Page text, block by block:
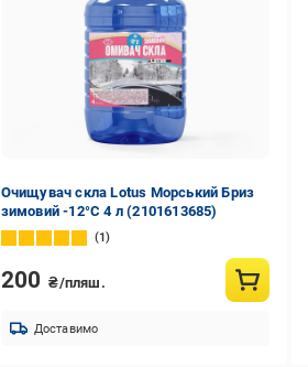
Очищувач скла Lotus Морський Бриз
зимовий -12°С 4 л (2101613685)
1
200 ₴/пляш.
Доставимо